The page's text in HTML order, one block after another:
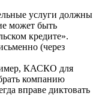
услуги должны
может быть
кредите».
(через
КАСКО для
компанию
вправе диктовать